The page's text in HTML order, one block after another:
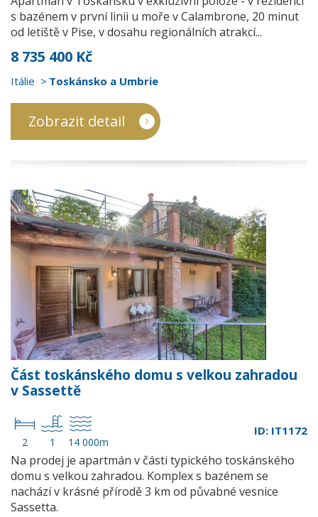
s bazénem v první linii u moře v Calambrone, 20 minut
od letiště v Pise, v dosahu regionálních atrakcí...
8 735 400 Kč
Itálie Toskánsko a Umbrie
Zobrazit detail
Část toskánského domu s velkou zahradou
v Sassettě
2 1 14 000m
ID: IT1172
Na prodej je apartmán v části typického toskánského
domu s velkou zahradou. Komplex s bazénem se
nachází v krásné přírodě 3 km od půvabné vesnice
Sassetta.